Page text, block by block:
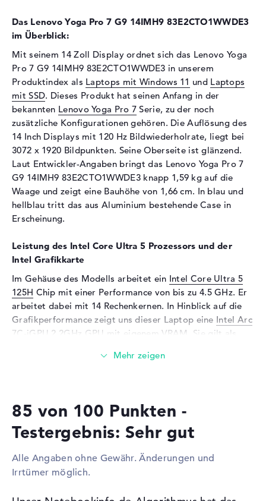
Display-Typ
14,5" TFT
Max. Auflösung
Bildwiederholrate
120 Hz
Besonderheiten
Multi-Touchscreen, glänzend,
LED-Hintergrundbeleuchtung,
IPS Panel, Dolby Vision,
farbkalibriert, sRGB
Audio
Soundkarte
Realtek ALC3306
Sensorauflösung
2 MP
Eingabegeräte
Touchscreen, Tastatur
Tastatur
Netzwerk
WLAN
802.11a, 802.11ac, 802.11ax,
802.11b, 802.11g, 802.11n
Bluetooth
5.3
Erweiterung / Konnektivität
Video
2 x DisplayPort über USB-C, 1
x HDMI 2.1
1 x 2-in-1 Audio Jack
(Kopfhörer/Mikrofon)
Verschiedenes
Integrierte Sicherheit
Gesichtserkennung, TPM
Das Lenovo Yoga Pro 7 G9 14IMH9 83E2CTO1WWDE3
im Überblick:
Mit seinem 14 Zoll Display ordnet sich das Lenovo Yoga
Pro 7 G9 14IMH9 83E2CTO1WWDE3 in unserem
Produktindex als Laptops mit Windows 11 und Laptops
mit SSD. Dieses Produkt hat seinen Anfang in der
bekannten Lenovo Yoga Pro 7 Serie, zu der noch
zusätzliche Konfigurationen gehören. Die Auflösung des
14 Inch Displays mit 120 Hz Bildwiederholrate, liegt bei
3072 x 1920 Bildpunkten. Seine Oberseite ist glänzend.
Laut Entwickler-Angaben bringt das Lenovo Yoga Pro 7
G9 14IMH9 83E2CTO1WWDE3 knapp 1,59 kg auf die
Waage und zeigt eine Bauhöhe von 1,66 cm. In blau und
hellblau tritt das aus Aluminium bestehende Case in
Erscheinung.
Leistung des Intel Core Ultra 5 Prozessors und der
Intel Grafikkarte
Im Gehäuse des Modells arbeitet ein Intel Core Ultra 5
125H Chip mit einer Performance von bis zu 4.5 GHz. Er
arbeitet dabei mit 14 Rechenkernen. In Hinblick auf die
Grafikperformance zeigt uns dieser Laptop eine Intel Arc
7C-iGPU 2.2GHz
GPU mit eigenem VRAM. Sie gilt als
Gigabyte. Größtmöglich sollten 16 GB in dieses Modell
Arbeitsspeicher-Typ LPDDR5X (7467 MHZ). Außerdem
bietet das Lenovo Yoga Pro 7 G9 14IMH9
85 von 100 Punkten -
Testergebnis: Sehr gut
Alle Angaben ohne Gewähr. Änderungen und
Irrtümer möglich.